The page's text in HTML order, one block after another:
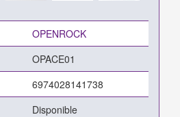
OPENROCK
OPACE01
6974028141738
Disponible